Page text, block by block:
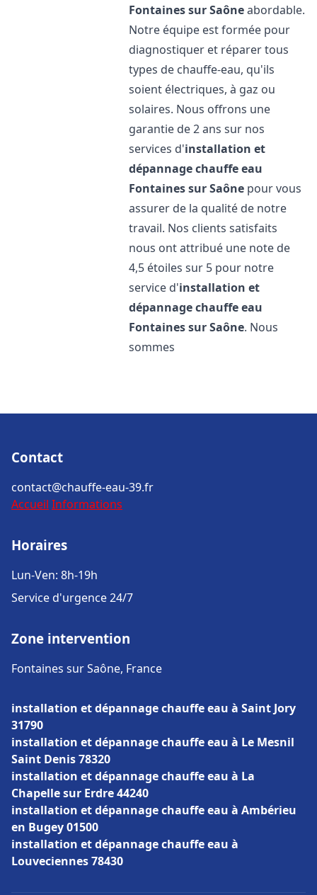
Fontaines sur Saôneabordable.
Notre équipe est formée pour
diagnostiquer et réparer tous
types de chauffe-eau, qu'ils
soient électriques, à gaz ou
solaires. Nous offrons une
garantie de 2 ans sur nos
services d'installation et
dépannage chauffe eau
Fontaines sur Saône pour vous
assurer de la qualité de notre
travail. Nos clients satisfaits
nous ont attribué une note de
4,5 étoiles sur 5 pour notre
service d'installation et
dépannage chauffe eau
Fontaines sur Saône. Nous
sommes
Contact
contact@chauffe-eau-39.fr
Accueil Informations
Horaires
Lun-Ven: 8h-19h
Service d'urgence 24/7
Zone intervention
Fontaines sur Saône, France
installation et dépannage chauffe eau à Saint Jory
31790
installation et dépannage chauffe eau à Le Mesnil
Saint Denis 78320
installation et dépannage chauffe eau à La
Chapelle sur Erdre 44240
installation et dépannage chauffe eau à Ambérieu
en Bugey 01500
installation et dépannage chauffe eau à
Louveciennes 78430